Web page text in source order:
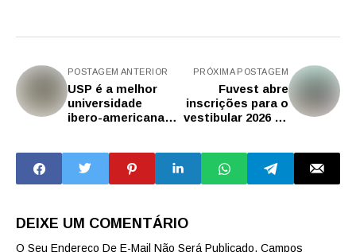
POSTAGEM ANTERIOR
USP é a melhor
universidade
ibero-americana
segundo ranking
PRÓXIMA POSTAGEM
Fuvest abre
inscrições para o
vestibular 2026 da
DEIXE UM COMENTÁRIO
O Seu Endereço De E-Mail Não Será Publicado. Campos